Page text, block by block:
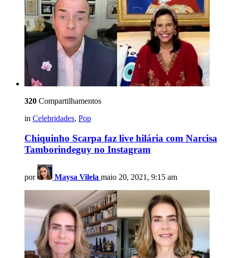
320 Compartilhamentos
in Celebridades, Pop
Chiquinho Scarpa faz live hilária com Narcisa
Tamborindeguy no Instagram
por Maysa Vilela maio 20, 2021, 9:15 am